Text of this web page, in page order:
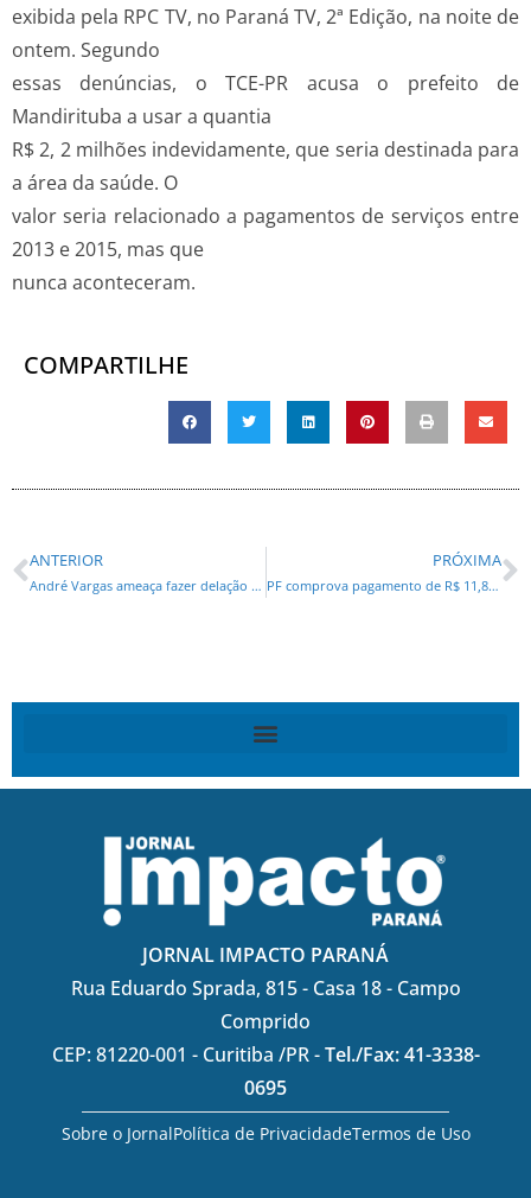
exibida pela RPC TV, no Paraná TV, 2ª Edição, na noite de
ontem. Segundo
essas denúncias, o TCE-PR acusa o prefeito de
Mandirituba a usar a quantia
R$ 2, 2 milhões indevidamente, que seria destinada para
a área da saúde. O
valor seria relacionado a pagamentos de serviços entre
2013 e 2015, mas que
nunca aconteceram.
COMPARTILHE
ANTERIOR
André Vargas ameaça fazer delação premiada e leva pânico ao casal Gleisi e PB
PRÓXIMA
PF comprova pagamento de R$ 11,8 milhões de propina a Dirceu*
JORNAL IMPACTO PARANÁ
Rua Eduardo Sprada, 815 - Casa 18 - Campo
Comprido
CEP: 81220-001 - Curitiba /PR -Tel./Fax: 41-3338-
0695
Sobre o JornalPolítica de PrivacidadeTermos de Uso